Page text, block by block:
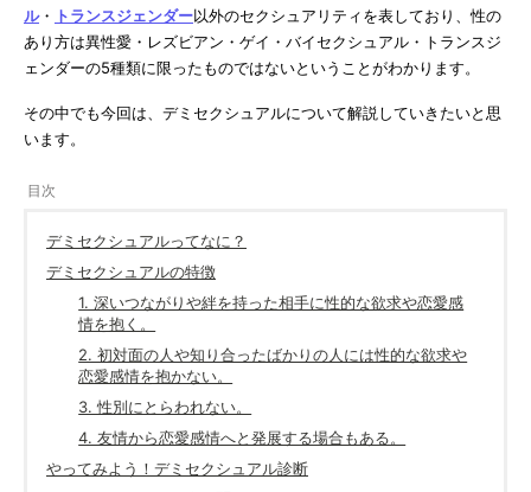
ル・ トランスジェンダー以外のセクシュアリティを表しており、性の
あり方は異性愛・レズビアン・ゲイ・バイセクシュアル・トランスジ
ェンダーの5種類に限ったものではないということがわかります。
その中でも今回は、デミセクシュアルについて解説していきたいと思
います。
デミセクシュアルってなに？
デミセクシュアルの特徴
1. 深いつながりや絆を持った相手に性的な欲求や恋愛感
情を抱く。
2. 初対面の人や知り合ったばかりの人には性的な欲求や
恋愛感情を抱かない。
3. 性別にとらわれない。
4. 友情から恋愛感情へと発展する場合もある。
やってみよう！デミセクシュアル診断